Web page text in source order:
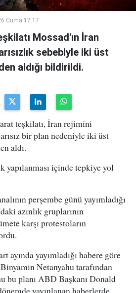
Cuma 17:17
Mossad'ın İran
sebebiyle iki üst
aldığı bildirildi.
teşkilatı, İran rejimini
bir plan nedeniyle iki üst
aldı.
yapılanması içinde tepkiye yol
perşembe günü yayımladığı
azınlık gruplarının
karşı protestoların
ayında yayımladığı habere göre
Netanyahu tarafından
bu planı ABD Başkanı Donald